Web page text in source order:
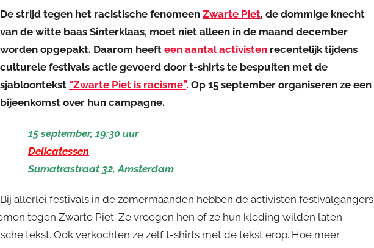
De strijd tegen het racistische fenomeen Zwarte Piet, de dommige knecht
van de witte baas Sinterklaas, moet niet alleen in de maand december
worden opgepakt. Daarom heeft een aantal activisten recentelijk tijdens
culturele festivals actie gevoerd door t-shirts te bespuiten met de
sjabloontekst “Zwarte Piet is racisme”. Op 15 september organiseren ze een
bijeenkomst over hun campagne.
15 september, 19:30 uur
Delicatessen
Sumatrastraat 32, Amsterdam
Bij allerlei festivals in de zomermaanden hebben de activisten festivalgangers
tegen Zwarte Piet. Ze vroegen hen of ze hun kleding wilden laten
tekst. Ook verkochten ze zelf t-shirts met de tekst erop. Hoe meer